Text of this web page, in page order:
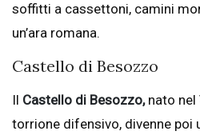
soffitti a cassettoni, camini
un’ara romana.
Castello di Besozzo
Il Castello di Besozzo,nato nel
torrione difensivo, divenne poi